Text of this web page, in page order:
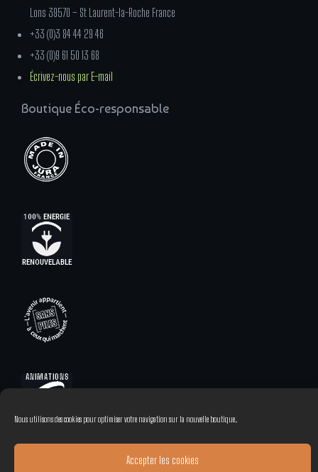
Nous utilisons des cookies pour optimiser votre navigation sur la nouvelle boutique.
Accepter les cookies
Lons 39570 – St Laurent-la-Roche France
+33 (0)3 84 44 29 46
+33 (0)9 61 50 13 68
Écrivez-nous par E-mail
Boutique Éco-responsable